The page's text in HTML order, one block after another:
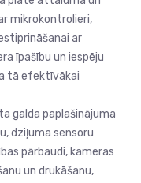
mikrokontrolieri,
ar
īpašību un iespēju
tā efektīvākai
galda paplašinājuma
dziļuma sensoru
pārbaudi, kameras
un drukāšanu,